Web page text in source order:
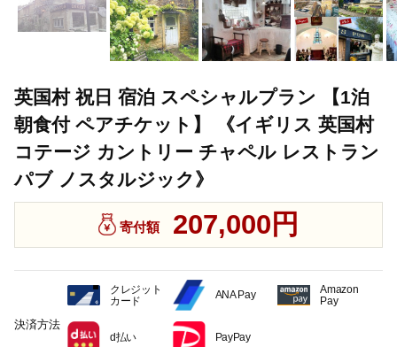
英国村 祝日 宿泊 スペシャルプラン 【1泊
朝食付 ペアチケット】 《イギリス 英国村
コテージ カントリー チャペル レストラン
パブ ノスタルジック》
寄付額 207,000円
決済方法
クレジット
カード
ANA Pay
Amazon
Pay
d払い PayPay